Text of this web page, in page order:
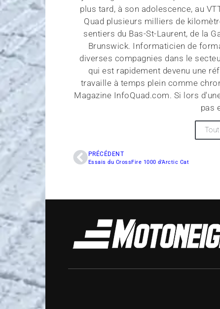
plus tard, à son adolescence, au
Quad plusieurs milliers de
sentiers du Bas-St-Laurent, de la
Brunswick. Informaticien de
diverses compagnies dans le
qui est rapidement devenu une
travaille à temps plein comme
Magazine InfoQuad.com. Si lors
pas
PRÉCÉDENT
Essais du CrossFire 1000 d’Arctic Cat